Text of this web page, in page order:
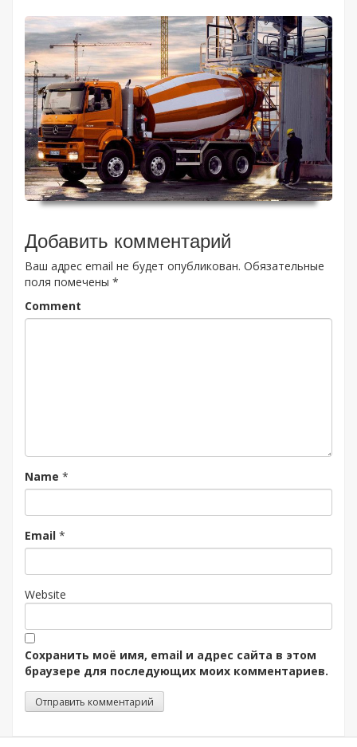
Добавить комментарий
Ваш адрес email не будет опубликован. Обязательные
поля помечены *
Comment
Name *
Email *
Website
Сохранить моё имя, email и адрес сайта в этом
браузере для последующих моих комментариев.